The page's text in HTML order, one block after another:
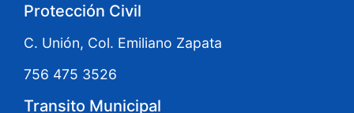
Protección Civil
C. Unión, Col. Emiliano Zapata
756 475 3526
Transito Municipal